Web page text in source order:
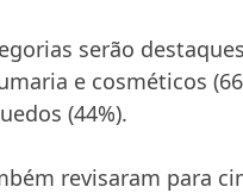
serão
e cosméticos
(44%).
revisaram para